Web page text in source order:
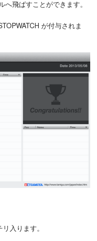
飛ばすことができます。
が付与されま
入ります。